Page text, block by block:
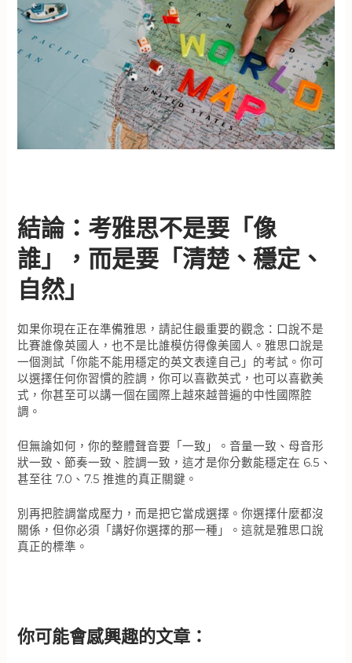
結論：考雅思不是要「像
誰」，而是要「清楚、穩定、
自然」
如果你現在正在準備雅思，請記住最重要的觀念：口說不是
比賽誰像英國人，也不是比誰模仿得像美國人。雅思口說是
一個測試「你能不能用穩定的英文表達自己」的考試。你可
以選擇任何你習慣的腔調，你可以喜歡英式，也可以喜歡美
式，你甚至可以講一個在國際上越來越普遍的中性國際腔
調。
但無論如何，你的整體聲音要「一致」。音量一致、母音形
狀一致、節奏一致、腔調一致，這才是你分數能穩定在 6.5、
甚至往 7.0、7.5 推進的真正關鍵。
別再把腔調當成壓力，而是把它當成選擇。你選擇什麼都沒
關係，但你必須「講好你選擇的那一種」。這就是雅思口說
真正的標準。
你可能會感興趣的文章：